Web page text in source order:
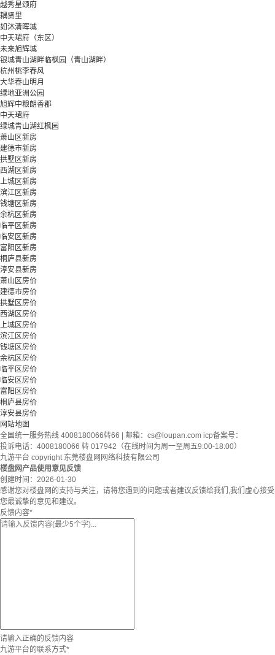
越秀星颂府
耦贤里
如沐清晖城
中天珺府（东区）
未来旭辉城
银城青山湖畔临枫园（青山湖畔）
杭州桃李春风
大华春山明月
绿地亚洲公园
旭辉中粮朗香郡
中天珺府
绿城青山湖红枫园
萧山区新房
建德市新房
拱墅区新房
西湖区新房
上城区新房
滨江区新房
钱塘区新房
余杭区新房
临平区新房
临安区新房
富阳区新房
桐庐县新房
淳安县新房
萧山区房价
建德市房价
拱墅区房价
西湖区房价
上城区房价
滨江区房价
钱塘区房价
余杭区房价
临平区房价
临安区房价
富阳区房价
桐庐县房价
淳安县房价
网站地图
全国统一服务热线 4008180066转66 | 邮箱： cs@loupan.com icp备案号：
投诉电话：4008180066 转 017942（在线时间为周一至周五9:00-18:00）
九游平台 copyright 东莞楼盘网网络科技有限公司
楼盘网产品使用意见反馈
创建时间： 2026-01-30
感谢您对楼盘网的支持与关注，请将您遇到的问题或者建议反馈给我们,我们虚心接受
您最诚挚的意见和建议。
反馈内容*
请输入正确的反馈内容
九游平台的联系方式*